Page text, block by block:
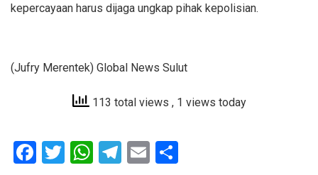
kepercayaan harus dijaga ungkap pihak kepolisian.
(Jufry Merentek) Global News Sulut
113 total views , 1 views today
F
T
W T
E